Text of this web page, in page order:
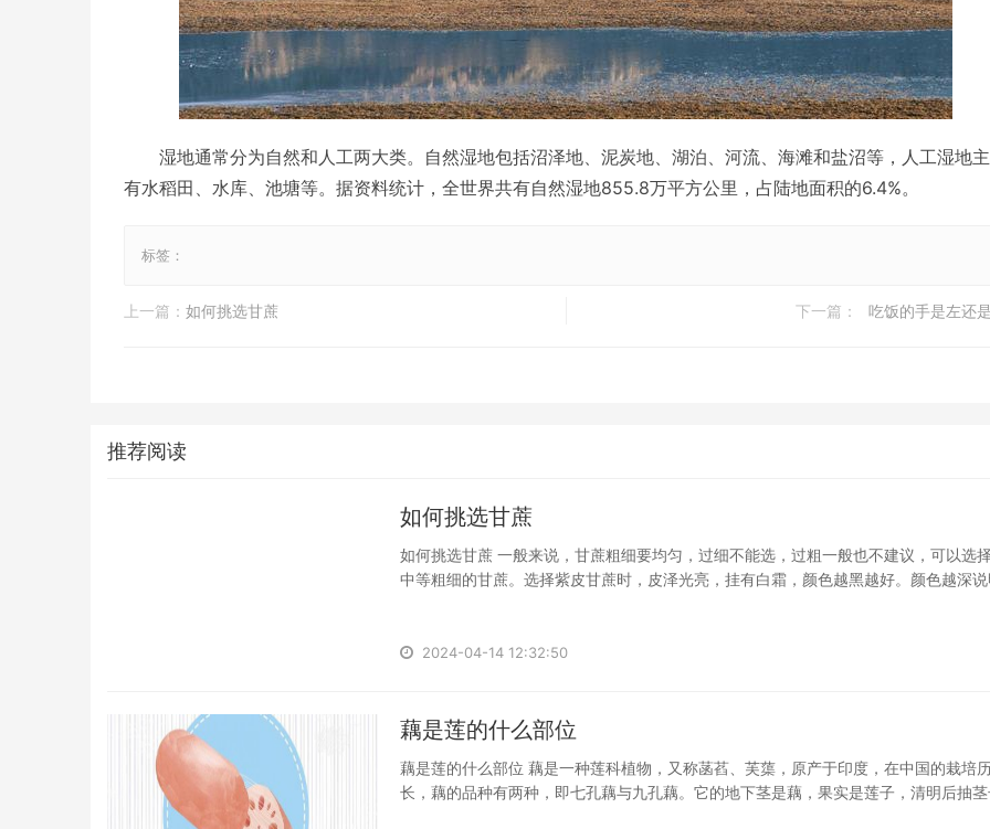
湿地通常分为自然和人工两大类。自然湿地包括沼泽地、泥炭地、湖泊、河流、海滩和盐沼等，人工湿地
有水稻田、水库、池塘等。据资料统计，全世界共有自然湿地855.8万平方公里，占陆地面积的6.4%。
标签：
上一篇： ​如何挑选甘蔗 下一篇： 吃饭的手是左还
推荐阅读
​如何挑选甘蔗
如何挑选甘蔗 一般来说，甘蔗粗细要均匀，过细不能选，过粗一般也不建议，可以选
中等粗细的甘蔗。选择紫皮甘蔗时，皮泽光亮，挂有白霜，颜色越黑越好。颜色越深说
2024-04-14 12:32:50
​藕是莲的什么部位
藕是莲的什么部位 藕是一种莲科植物，又称菡萏、芙蕖，原产于印度，在中国的栽培
长，藕的品种有两种，即七孔藕与九孔藕。它的地下茎是藕，果实是莲子，清明后抽茎